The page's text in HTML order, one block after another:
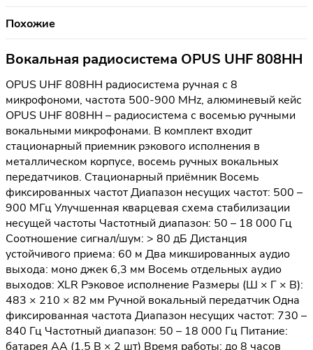
Похожие
Вокальная радиосистема OPUS UHF 808HH
OPUS UHF 808HH радиосистема ручная с 8
микрофономи, частота 500-900 MHz, алюминевый кейс
OPUS UHF 808HH – радиосистема с восемью ручными
вокальными микрофонами. В комплект входит
стационарный приемник рэкового исполнения в
металлическом корпусе, восемь ручных вокальных
передатчиков. Стационарный приёмник Восемь
фиксированных частот Диапазон несущих частот: 500 –
900 МГц Улучшенная кварцевая схема стабилизации
несущей частоты Частотный диапазон: 50 – 18 000 Гц
Соотношение сигнал/шум: > 80 дБ Дистанция
устойчивого приема: 60 м Два микшированных аудио
выхода: моно джек 6,3 мм Восемь отдельных аудио
выходов: XLR Рэковое исполнение Размеры (Ш × Г × В):
483 × 210 × 82 мм Ручной вокальный передатчик Одна
фиксированная частота Диапазон несущих частот: 730 –
840 Гц Частотный диапазон: 50 – 18 000 Гц Питание:
батарея АА (1,5 В × 2 шт) Время работы: до 8 часов